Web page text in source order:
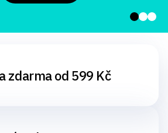
zdarma od 599 Kč